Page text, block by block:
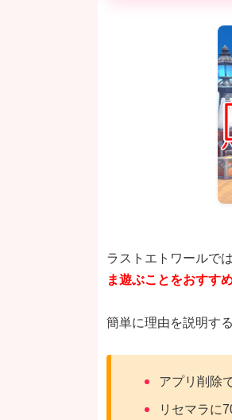
ラストエトワールで
ま遊ぶことをおすす
簡単に理由を説明する
アプリ削除
リセマラに